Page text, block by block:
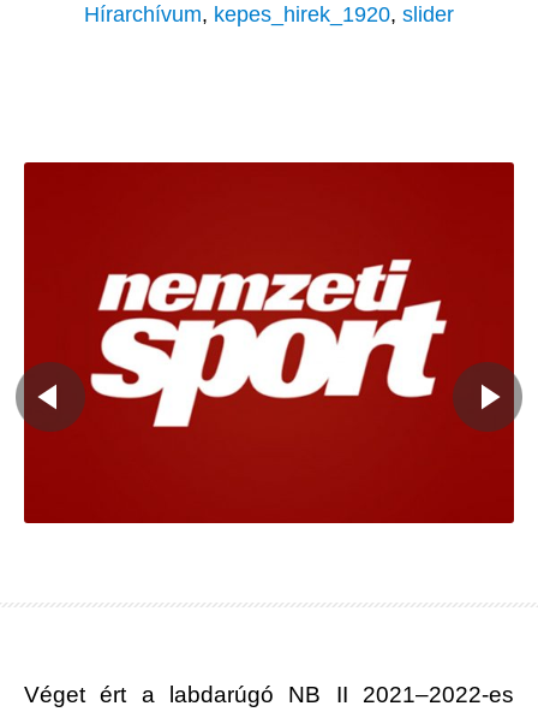
Hírarchívum, kepes_hirek_1920, slider
Véget ért a labdarúgó NB II 2021–2022-es